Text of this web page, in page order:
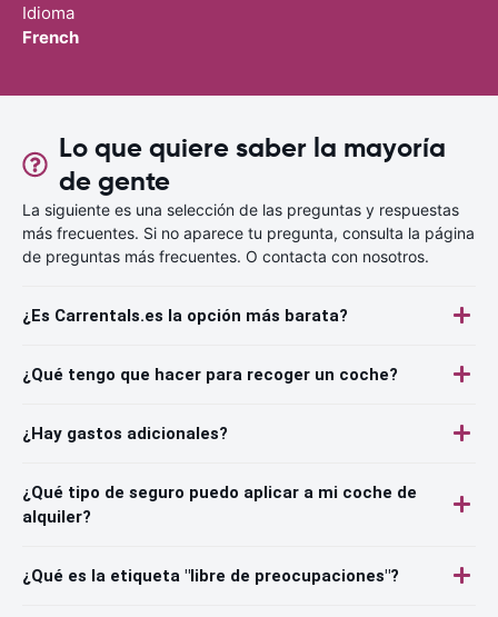
Idioma
French
Lo que quiere saber la mayoría
de gente
La siguiente es una selección de las preguntas y respuestas
más frecuentes. Si no aparece tu pregunta, consulta la página
de preguntas más frecuentes. O contacta con nosotros.
¿Es Carrentals.es la opción más barata?
¿Qué tengo que hacer para recoger un coche?
¿Hay gastos adicionales?
¿Qué tipo de seguro puedo aplicar a mi coche de
alquiler?
¿Qué es la etiqueta "libre de preocupaciones"?